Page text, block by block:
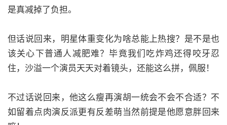
是真减掉了负担。
但话说回来，明星体重变化为啥总能上热搜？是不是也
该关心下普通人减肥难？毕竟我们吃炸鸡还得咬牙忍
住，沙溢一个演员天天对着镜头，还能这么拼，佩服！
不过话说回来，他这么瘦再演胡一统会不会不合适？不
如留着点肉演反派更有反差萌当然前提是他愿意胖回来